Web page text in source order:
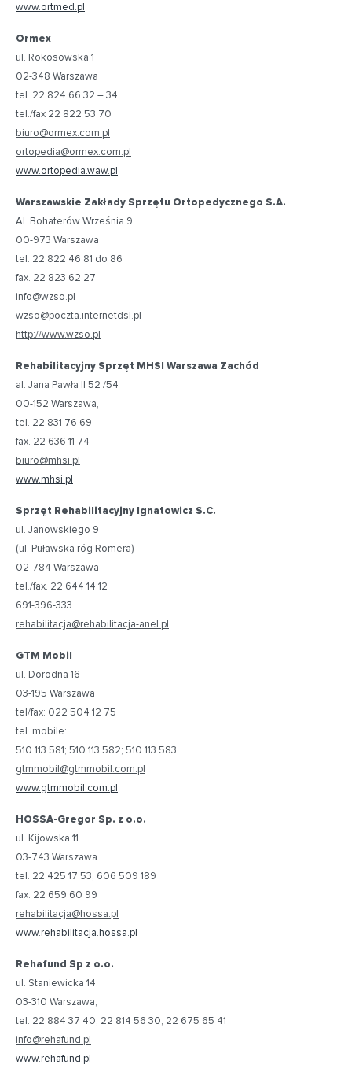
www.ortmed.pl
Ormex
ul. Rokosowska 1
02-348 Warszawa
tel. 22 824 66 32 – 34
tel./fax 22 822 53 70
biuro@ormex.com.pl
ortopedia@ormex.com.pl
www.ortopedia.waw.pl
Warszawskie Zakłady Sprzętu Ortopedycznego S.A.
Al. Bohaterów Września 9
00-973 Warszawa
tel. 22 822 46 81 do 86
fax. 22 823 62 27
info@wzso.pl
wzso@poczta.internetdsl.pl
http://www.wzso.pl
Rehabilitacyjny Sprzęt MHSI Warszawa Zachód
al. Jana Pawła II 52 /54
00-152 Warszawa,
tel. 22 831 76 69
fax. 22 636 11 74
biuro@mhsi.pl
www.mhsi.pl
Sprzęt Rehabilitacyjny Ignatowicz S.C.
ul. Janowskiego 9
(ul. Puławska róg Romera)
02-784 Warszawa
tel./fax. 22 644 14 12
691-396-333
rehabilitacja@rehabilitacja-anel.pl
GTM Mobil
ul. Dorodna 16
03-195 Warszawa
tel/fax: 022 504 12 75
tel. mobile:
510 113 581; 510 113 582; 510 113 583
gtmmobil@gtmmobil.com.pl
www.gtmmobil.com.pl
HOSSA-Gregor Sp. z o.o.
ul. Kijowska 11
03-743 Warszawa
tel. 22 425 17 53, 606 509 189
fax. 22 659 60 99
rehabilitacja@hossa.pl
www.rehabilitacja.hossa.pl
Rehafund Sp z o.o.
ul. Staniewicka 14
03-310 Warszawa,
tel. 22 884 37 40, 22 814 56 30, 22 675 65 41
info@rehafund.pl
www.rehafund.pl